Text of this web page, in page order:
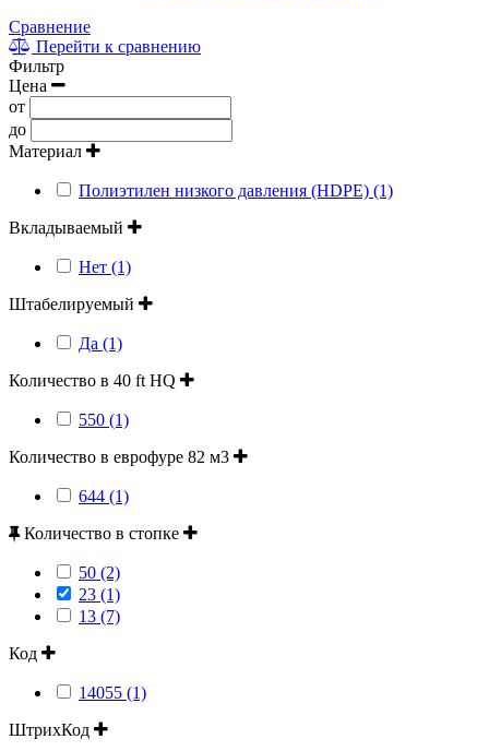
Сравнение
Перейти к сравнению
Фильтр
Цена
от
до
Материал
Полиэтилен низкого давления (HDPE) (1)
Вкладываемый
Нет (1)
Штабелируемый
Да (1)
Количество в 40 ft HQ
550 (1)
Количество в еврофуре 82 м3
644 (1)
Количество в стопке
50 (2)
23 (1)
13 (7)
Код
14055 (1)
ШтрихКод